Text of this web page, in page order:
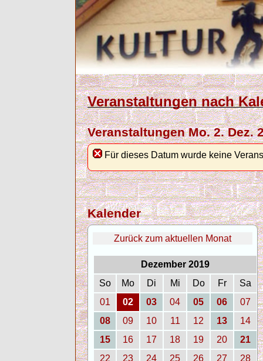
Veranstaltungen nach
Veranstaltungen Mo. 2. Dez.
Für dieses Datum wurde keine
Kalender
Zurück zum aktuellen Monat
Dezember 2019
So
Mo Di Mi Do Fr
Sa
01
02 03 04 05 06
07
08
09 10 11 12 13
14
15
16 17 18 19 20
21
22
23 24 25 26 27
28